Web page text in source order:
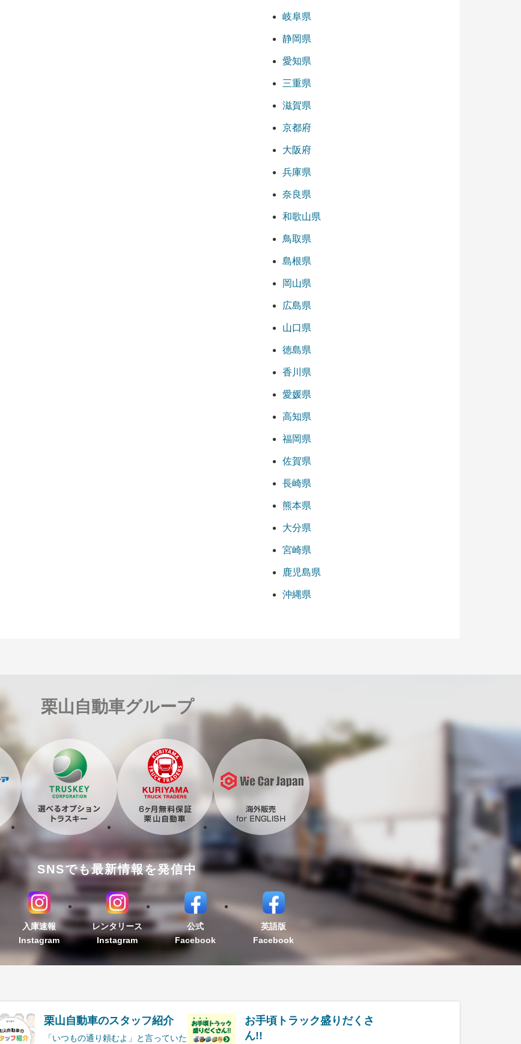
岐阜県
静岡県
愛知県
三重県
滋賀県
京都府
大阪府
兵庫県
奈良県
和歌山県
鳥取県
島根県
岡山県
広島県
山口県
徳島県
香川県
愛媛県
高知県
福岡県
佐賀県
長崎県
熊本県
大分県
宮崎県
鹿児島県
沖縄県
栗山自動車グループ
SNSでも最新情報を発信中
入庫速報
Instagram
レンタリース
Instagram
公式
Facebook
英語版
Facebook
栗山自動車のスタッフ紹介
「いつもの通り頼むよ」と言っていた
お手頃トラック盛りだくさ
ん!!